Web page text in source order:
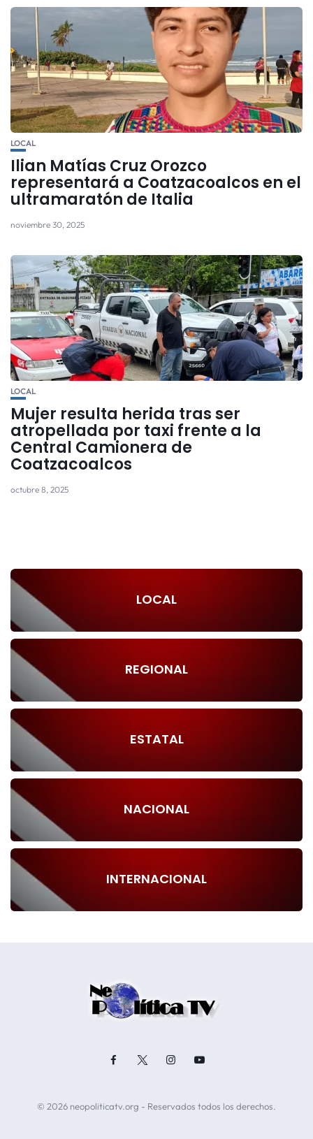
LOCAL
Ilian Matías Cruz Orozco
representará a Coatzacoalcos en el
ultramaratón de Italia
noviembre 30, 2025
LOCAL
Mujer resulta herida tras ser
atropellada por taxi frente a la
Central Camionera de
Coatzacoalcos
octubre 8, 2025
LOCAL
REGIONAL
ESTATAL
NACIONAL
INTERNACIONAL
© 2026 neopoliticatv.org - Reservados todos los derechos.